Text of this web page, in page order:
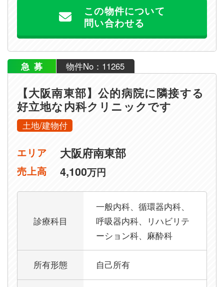
この物件について
問い合わせる
急募 物件No：11265
【大阪南東部】公的病院に隣接する
好立地な内科クリニックです
土地/建物付
エリア 大阪府南東部
売上高 4,100万円
診療科目
一般内科、循環器内科、
呼吸器内科、リハビリテ
ーション科、麻酔科
所有形態 自己所有